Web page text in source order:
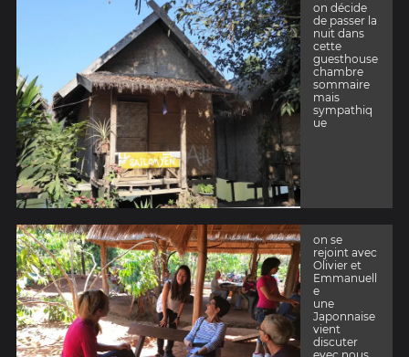
on décide
de passer la
nuit dans
cette
guesthouse
chambre
sommaire
mais
sympathiq
ue
on se
rejoint avec
Olivier et
Emmanuell
e
une
Japonnaise
vient
discuter